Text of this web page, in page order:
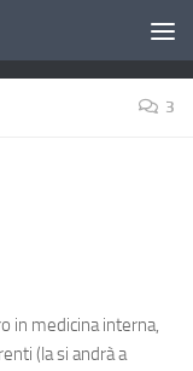
3
in medicina interna,
(la si andrà a